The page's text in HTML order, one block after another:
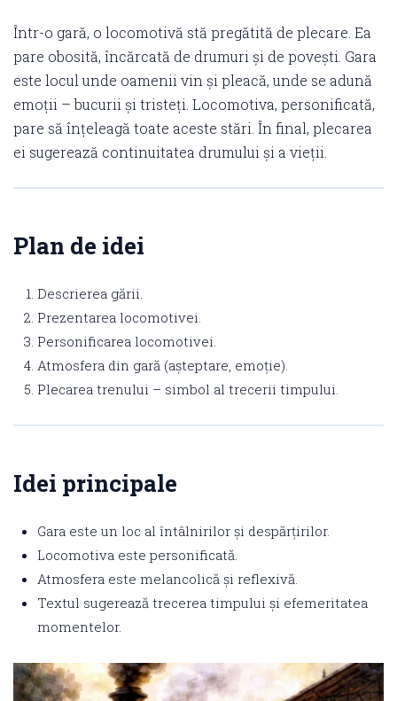
Într-o gară, o locomotivă stă pregătită de plecare. Ea
pare obosită, încărcată de drumuri și de povești. Gara
este locul unde oamenii vin și pleacă, unde se adună
emoții – bucurii și tristeți. Locomotiva, personificată,
pare să înțeleagă toate aceste stări. În final, plecarea
ei sugerează continuitatea drumului și a vieții.
Plan de idei
Descrierea gării.
Prezentarea locomotivei.
Personificarea locomotivei.
Atmosfera din gară (așteptare, emoție).
Plecarea trenului – simbol al trecerii timpului.
Idei principale
Gara este un loc al întâlnirilor și despărțirilor.
Locomotiva este personificată.
Atmosfera este melancolică și reflexivă.
Textul sugerează trecerea timpului și efemeritatea
momentelor.